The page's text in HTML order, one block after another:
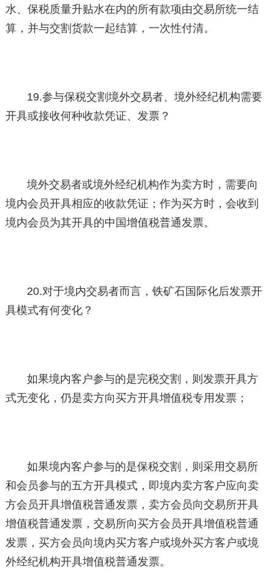
水、保税质量升贴水在内的所有款项由交易所统一结
算，并与交割货款一起结算，一次性付清。
19.参与保税交割境外交易者、境外经纪机构需要
开具或接收何种收款凭证、发票？
境外交易者或境外经纪机构作为卖方时，需要向
境内会员开具相应的收款凭证；作为买方时，会收到
境内会员为其开具的中国增值税普通发票。
20.对于境内交易者而言，铁矿石国际化后发票开
具模式有何变化？
如果境内客户参与的是完税交割，则发票开具方
式无变化，仍是卖方向买方开具增值税专用发票；
如果境内客户参与的是保税交割，则采用交易所
和会员参与的五方开具模式，即境内卖方客户应向卖
方会员开具增值税普通发票，卖方会员向交易所开具
增值税普通发票，交易所向买方会员开具增值税普通
发票，买方会员向境内买方客户或境外买方客户或境
外经纪机构开具增值税普通发票。